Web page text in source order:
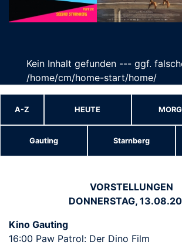
Kein Inhalt gefunden --- ggf.
/home/cm/home-start/home/
A-Z HEUTE
Gauting Starnberg
VORSTELLUNGEN
DONNERSTAG,
Kino Gauting
16:00 Paw Patrol: Der Dino Film